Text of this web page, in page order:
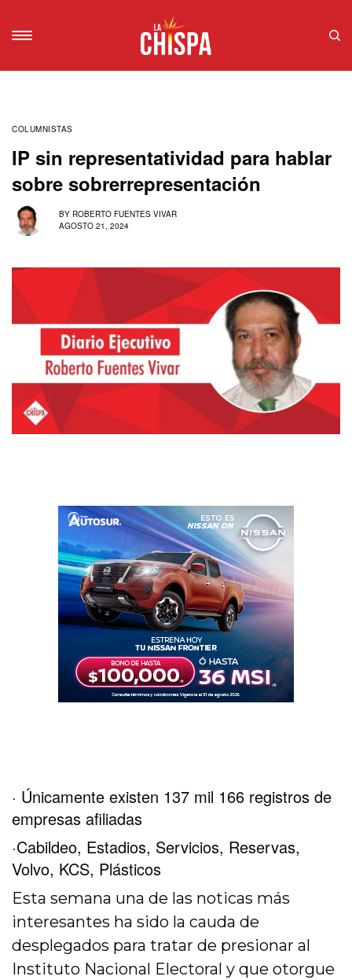
COLUMNISTAS
IP sin representatividad para hablar
sobre sobrerrepresentación
BY ROBERTO FUENTES VIVAR
AGOSTO 21, 2024
· Únicamente existen 137 mil 166 registros de
empresas afiliadas
·Cabildeo, Estadios, Servicios, Reservas,
Volvo, KCS, Plásticos
Esta semana una de las noticas más
interesantes ha sido la cauda de
desplegados para tratar de presionar al
Instituto Nacional Electoral y que otorgue